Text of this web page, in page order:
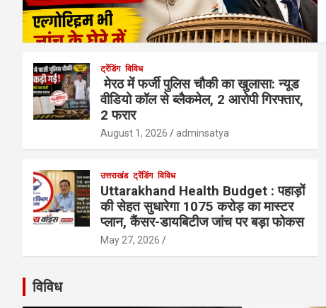
ट्रेंडिंग विविध
मेरठ में फर्जी पुलिस चौकी का खुलासा: न्यूड
वीडियो कॉल से ब्लैकमेल, 2 आरोपी गिरफ्तार,
2 फरार
August 1, 2026 adminsatya
उत्तराखंड ट्रेंडिंग विविध
Uttarakhand Health Budget : पहाड़ों
की सेहत सुधारेगा 1075 करोड़ का मास्टर
प्लान, कैंसर-डायबिटीज जांच पर बड़ा फोकस
May 27, 2026
विविध